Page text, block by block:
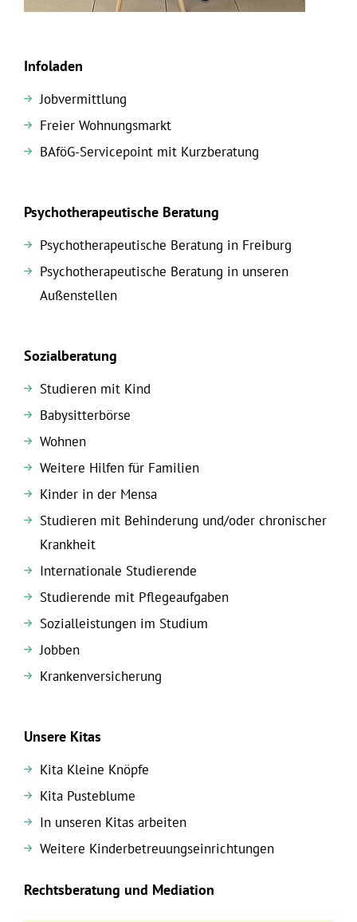
Infoladen
Jobvermittlung
Freier Wohnungsmarkt
BAföG-Servicepoint mit Kurzberatung
Psychotherapeutische Beratung
Psychotherapeutische Beratung in Freiburg
Psychotherapeutische Beratung in unseren
Außenstellen
Sozialberatung
Studieren mit Kind
Babysitterbörse
Wohnen
Weitere Hilfen für Familien
Kinder in der Mensa
Studieren mit Behinderung und/oder chronischer
Krankheit
Internationale Studierende
Studierende mit Pflegeaufgaben
Sozialleistungen im Studium
Jobben
Krankenversicherung
Unsere Kitas
Kita Kleine Knöpfe
Kita Pusteblume
In unseren Kitas arbeiten
Weitere Kinderbetreuungseinrichtungen
Rechtsberatung und Mediation